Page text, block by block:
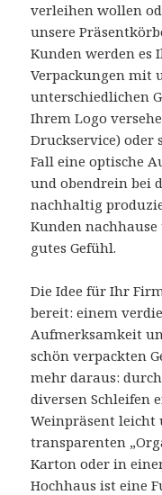
verleihen wollen
unsere
Kunden werden es
Verpackungen mit
unterschiedlichen
Ihrem Logo
Druckservice)
Fall eine optische
und obendrein bei
nachhaltig
Kunden
gutes Gefühl.
Die Idee für Ihr
bereit: einem
Aufmerksamkeit
schön verpackten
mehr daraus:
diversen Schleifen
Weinpräsent
transparenten
Karton oder in
Hochhaus ist eine